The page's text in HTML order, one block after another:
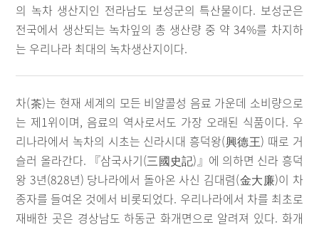
의 녹차 생산지인 전라남도 보성군의 특산물이다. 보성군은
전국에서 생산되는 녹차잎의 총 생산량 중 약 34%를 차지하
는 우리나라 최대의 녹차생산지이다.
차(茶)는 현재 세계의 모든 비알콜성 음료 가운데 소비량으로
는 제1위이며, 음료의 역사로서도 가장 오래된 식품이다. 우
리나라에서 녹차의 시초는 신라시대 흥덕왕(興德王) 때로 거
슬러 올라간다. 『삼국사기(三國史記)』에 의하면 신라 흥덕
왕 3년(828년) 당나라에서 돌아온 사신 김대렴(金大廉)이 차
종자를 들여온 것에서 비롯되었다. 우리나라에서 차를 최초로
재배한 곳은 경상남도 하동군 화개면으로 알려져 있다. 화개